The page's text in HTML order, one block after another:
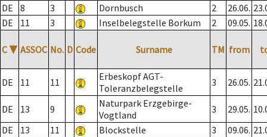
DE
8 3 Dornbusch 2 26.06.
DE
11 3 Inselbelegstelle Borkum 2 09.05.
C ▼ ASSOC No. D Code Surname TM from
DE 11 11
Erbeskopf AGT-
Toleranzbelegstelle
3 26.05.
DE 13 9
Naturpark Erzgebirge-
Vogtland
3 29.05.
DE
13 11 Blockstelle 3 09.06.